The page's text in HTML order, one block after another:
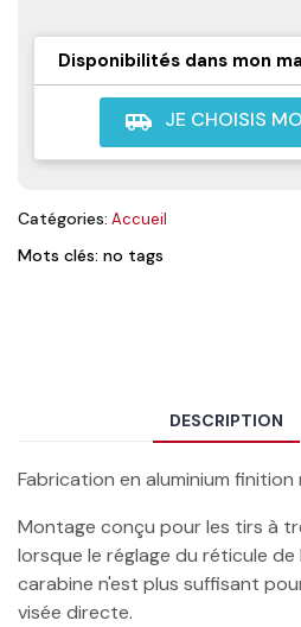
Disponibilités dans mon
airport_shuttle JE CHOISIS
Catégories: Accueil
Mots clés: no tags
DESCRIPTION
Fabrication en aluminium
Montage conçu pour les tirs à
lorsque le réglage du réticule
carabine n'est plus suffisant
visée directe.